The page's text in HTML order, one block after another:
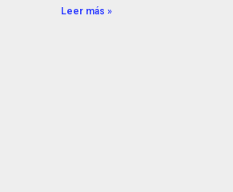
Leer más »